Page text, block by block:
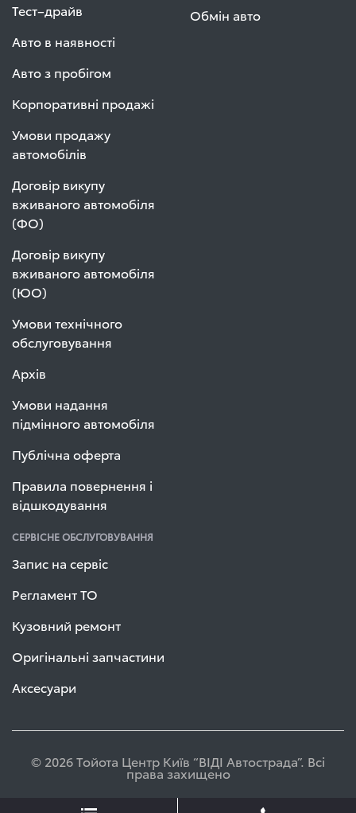
Тест–драйв
Авто в наявності
Авто з пробігом
Корпоративні продажі
Умови продажу
автомобілів
Договір викупу
вживаного автомобіля
(ФО)
Договір викупу
вживаного автомобіля
(ЮО)
Умови технічного
обслуговування
Архів
Умови надання
підмінного автомобіля
Публічна оферта
Правила повернення і
відшкодування
Обмін авто
СЕРВІСНЕ ОБСЛУГОВУВАННЯ
Запис на сервіс
Регламент ТО
Кузовний ремонт
Оригінальні запчастини
Аксесуари
© 2026 Тойота Центр Київ “ВІДІ Автострада”. Всі
права захищено